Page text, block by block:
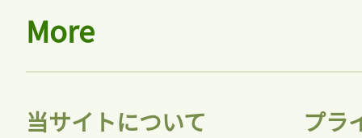
More
当サイトについて プラ